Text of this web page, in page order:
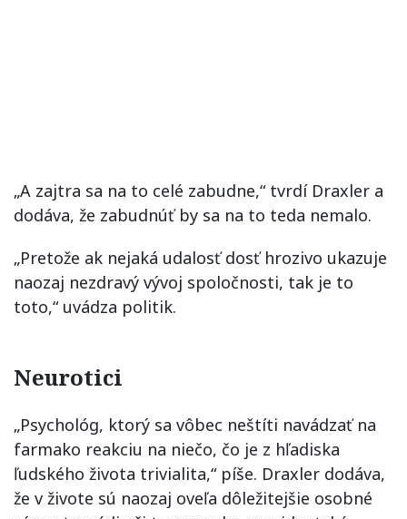
„A zajtra sa na to celé zabudne,“ tvrdí Draxler a
dodáva, že zabudnúť by sa na to teda nemalo.
„Pretože ak nejaká udalosť dosť hrozivo ukazuje
naozaj nezdravý vývoj spoločnosti, tak je to
toto,“ uvádza politik.
Neurotici
„Psychológ, ktorý sa vôbec neštíti navádzať na
farmako reakciu na niečo, čo je z hľadiska
ľudského života trivialita,“ píše. Draxler dodáva,
že v živote sú naozaj oveľa dôležitejšie osobné